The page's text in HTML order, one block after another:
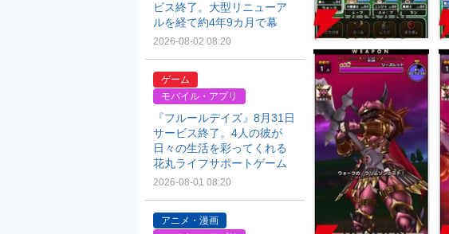
ビス終了。大型リニューア
ルを経て約4年9カ月で幕
2026-08-02 08:20
ゲーム
モバイル・アプリ
『フルールデイズ』8月31日
サービス終了。4人の彼が
日々の生活を彩ってくれる
花丸ライフサポートゲーム
2026-08-01 08:20
アニメ・漫画